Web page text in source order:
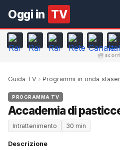
Oggi in TV
scorri
Guida TV Programmi in onda
PROGRAMMA TV
Accademia di
Intrattenimento 30 min
Descrizione